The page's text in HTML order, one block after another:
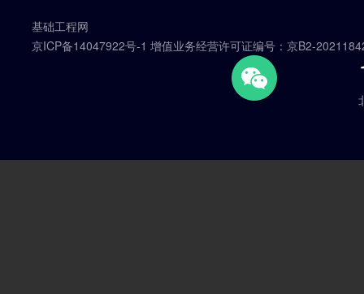
基础工程网
京ICP备14047922号-1 增值业务经营许可证编号：京B2-